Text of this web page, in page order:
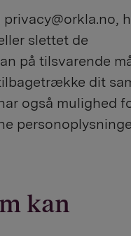
slettet de
på tilsvarende
dit
også mulighed
kan